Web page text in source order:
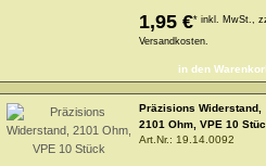
1,95 €* inkl. MwSt.,
Versandkosten.
Präzisions Widerstand,
2101 Ohm, VPE 10
Art.Nr.: 19.14.0092